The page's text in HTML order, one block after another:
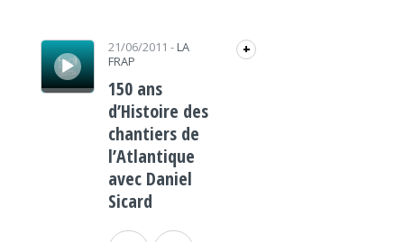
Lecteur audio 21/06/2011 - LA
FRAP
+
150 ans
d’Histoire des
chantiers de
l’Atlantique
avec Daniel
Sicard